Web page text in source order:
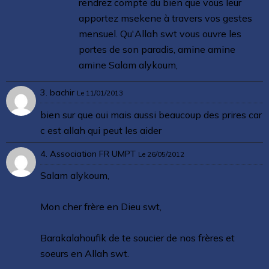
rendrez compte du bien que vous leur
apportez msekene à travers vos gestes
mensuel. Qu'Allah swt vous ouvre les
portes de son paradis, amine amine
amine Salam alykoum,
3. bachir Le 11/01/2013
bien sur que oui mais aussi beaucoup des prires car
c est allah qui peut les aider
4. Association FR UMPT Le 26/05/2012
Salam alykoum,
Mon cher frère en Dieu swt,
Barakalahoufik de te soucier de nos frères et
soeurs en Allah swt.